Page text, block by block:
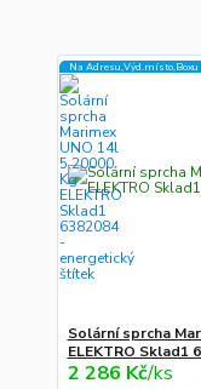
Na Adresu,Výd.místo,Boxu
Solární sprcha
ELEKTRO Sklad1
2 286 Kč/ks